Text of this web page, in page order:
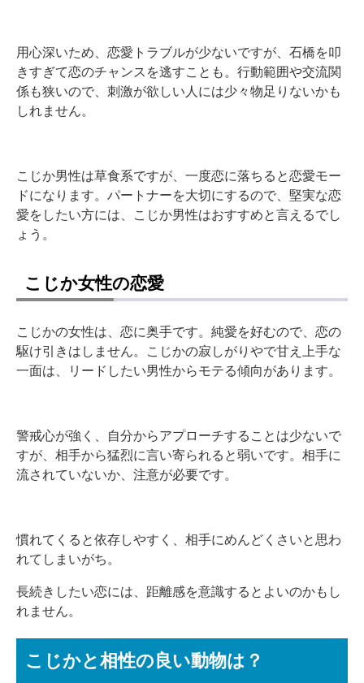
用心深いため、恋愛トラブルが少ないですが、石橋を叩
きすぎて恋のチャンスを逃すことも。行動範囲や交流関
係も狭いので、刺激が欲しい人には少々物足りないかも
しれません。
こじか男性は草食系ですが、一度恋に落ちると恋愛モー
ドになります。パートナーを大切にするので、堅実な恋
愛をしたい方には、こじか男性はおすすめと言えるでし
ょう。
こじか女性の恋愛
こじかの女性は、恋に奥手です。純愛を好むので、恋の
駆け引きはしません。こじかの寂しがりやで甘え上手な
一面は、リードしたい男性からモテる傾向があります。
警戒心が強く、自分からアプローチすることは少ないで
すが、相手から猛烈に言い寄られると弱いです。相手に
流されていないか、注意が必要です。
慣れてくると依存しやすく、相手にめんどくさいと思わ
れてしまいがち。
長続きしたい恋には、距離感を意識するとよいのかもし
れません。
こじかと相性の良い動物は？